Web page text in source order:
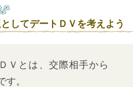
してデートＤＶを考えよう
Ｖとは、交際相手から
す。